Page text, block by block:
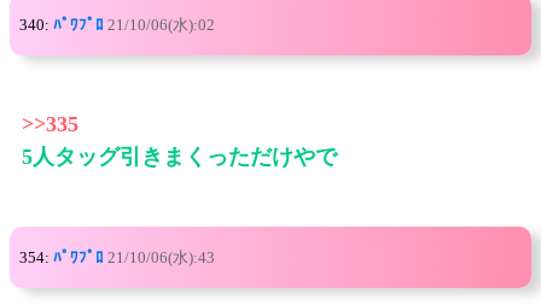
340: ﾊﾟﾜﾌﾟﾛ 21/10/06(水):02
>>335
5人タッグ引きまくっただけやで
354: ﾊﾟﾜﾌﾟﾛ 21/10/06(水):43